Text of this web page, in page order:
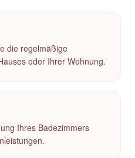
die regelmäßige
oder Ihrer Wohnung.
Ihres Badezimmers